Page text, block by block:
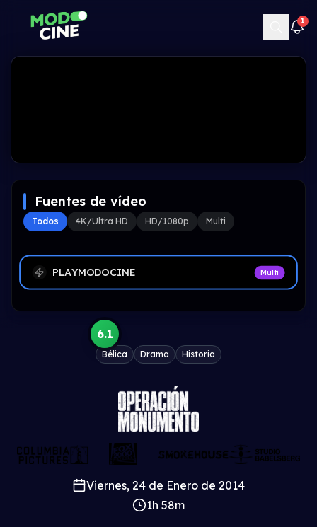
1
Fuentes de vídeo
Todos 4K/Ultra HD HD/1080p Multi
PLAYMODOCINE Multi
6.1
Bélica Drama Historia
Viernes, 24 de Enero de 2014
1h 58m